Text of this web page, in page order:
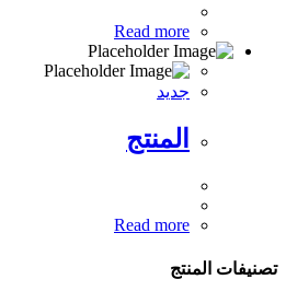
Read more
جديد
المنتج
Read more
تصنيفات المنتج